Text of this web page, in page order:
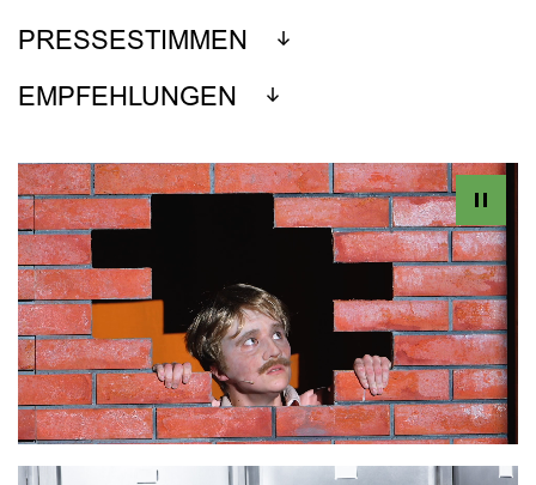
PRESSESTIMMEN
EMPFEHLUNGEN